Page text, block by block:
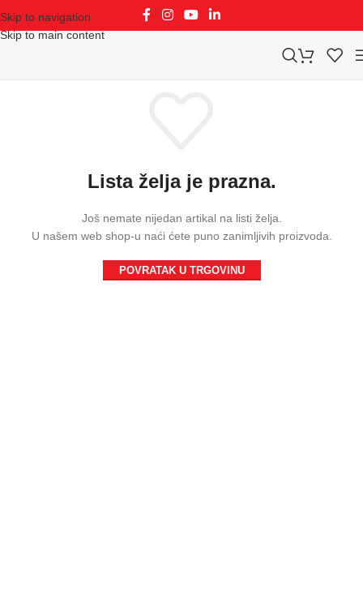
Skip to navigation
Skip to main content
Lista želja je prazna.
Još nemate nijedan artikal na listi želja.
U našem web shop-u naći ćete puno zanimljivih proizvoda.
POVRATAK U TRGOVINU